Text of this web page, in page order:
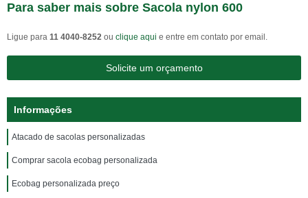
Para saber mais sobre Sacola nylon 600
Ligue para 11 4040-8252 ou clique aqui e entre em contato por email.
Solicite um orçamento
Informações
Atacado de sacolas personalizadas
Comprar sacola ecobag personalizada
Ecobag personalizada preço